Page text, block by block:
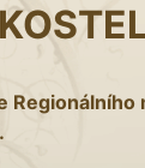
Regionálního